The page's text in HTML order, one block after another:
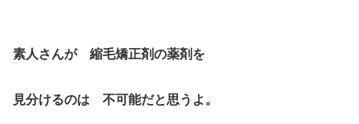
素人さんが 縮毛矯正剤の薬剤を
見分けるのは 不可能だと思うよ。